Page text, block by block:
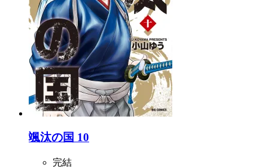
颯汰の国 10
完結